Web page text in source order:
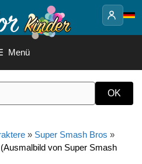
Menü
» Super Smash Bros »
von Super Smash